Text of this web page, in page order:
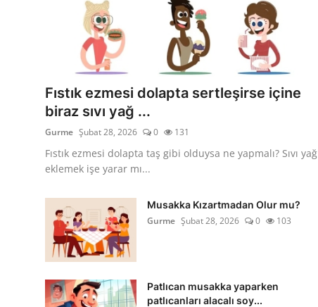
Anne & Bebek Beslenmesi
Mutfak Sırları & Teknikler
Gıda Sözlüğü & Nedir?
Yemek Tarifleri & Menüler
Fıstık ezmesi dolapta sertleşirse içine
biraz sıvı yağ ...
Gurme Şubat 28, 2026 0 131
Fıstık ezmesi dolapta taş gibi olduysa ne yapmalı? Sıvı yağ
eklemek işe yarar mı...
Musakka Kızartmadan Olur mu?
Gurme Şubat 28, 2026 0 103
Patlıcan musakka yaparken
patlıcanları alacalı soy...